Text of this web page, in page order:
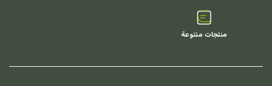
منتجات متنوعة